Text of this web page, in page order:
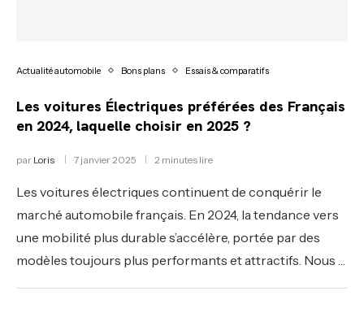
Actualité automobile Bons plans Essais & comparatifs
Les voitures Électriques préférées des Français
en 2024, laquelle choisir en 2025 ?
par Loris 7 janvier 2025 2 minutes lire
Les voitures électriques continuent de conquérir le
marché automobile français. En 2024, la tendance vers
une mobilité plus durable s’accélère, portée par des
modèles toujours plus performants et attractifs. Nous …